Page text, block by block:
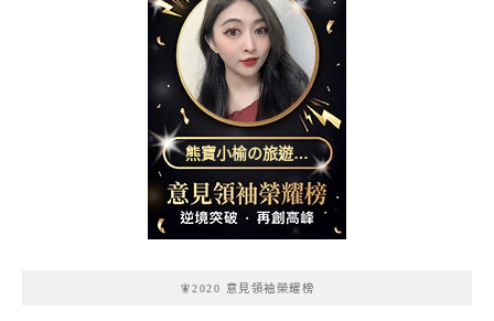
熊寶小榆の旅遊日
記
🧚2020 意見領袖榮耀榜